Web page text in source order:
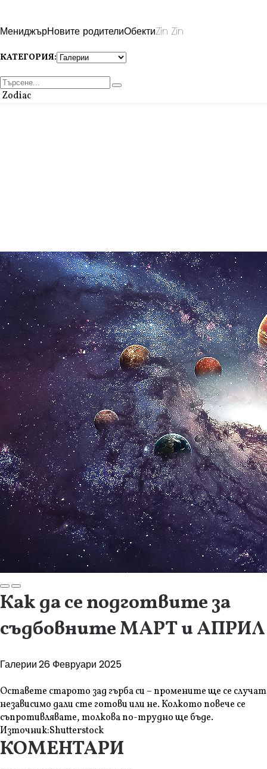
МениджърНовите родителиОбектиZin Zin
КАТЕГОРИЯ:
Zodiac
Как да се подготвите за
съдбовните МАРТ и АПРИЛ
Галерии26 Февруари 2025
Оставете старото зад гърба си – промените ще се случат
независимо дали сте готови или не. Колкото повече се
съпротивлявате, толкова по-трудно ще бъде.
Източник:Shutterstock
КОМЕНТАРИ